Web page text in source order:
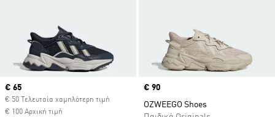
Current price
€ 65
€ 50 Τελευταία χαμηλότερη τιμή
€ 100 Αρχική τιμή
Price
€ 90
OZWEEGO Shoes